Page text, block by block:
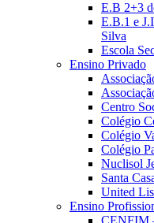
E.B 2+3
E.B.1 e
Silva
Escola
Ensino Privado
Centro
Colégio
Colégio
Colégio
Nuclisol
Santa
United
Ensino
CENFIM